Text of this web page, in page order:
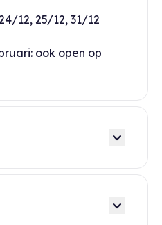
12, 25/12, 31/12
ook open op